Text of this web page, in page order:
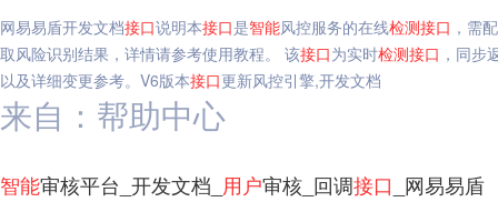
网易易盾开发文档接口说明本接口是智能风控服务的在线检测接口 ，需
取风险识别结果，详情请参考使用教程。 该接口为实时检测接口 ，同步
以及详细变更参考。V6版本接口更新风控引擎,开发文档
来自：帮助中心
智能审核平台_开发文档_ 用户审核_回调接口 _网易易盾